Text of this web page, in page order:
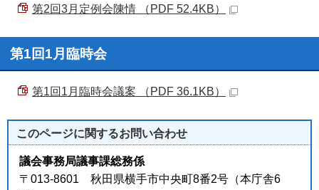
第2回3月定例会陳情 （PDF 52.4KB）
第1回1月臨時会
第1回1月臨時会議案 （PDF 36.1KB）
このページに関するお問い合わせ
議会事務局議事課総務係
〒013-8601 秋田県横手市中央町8番2号（本庁舎6